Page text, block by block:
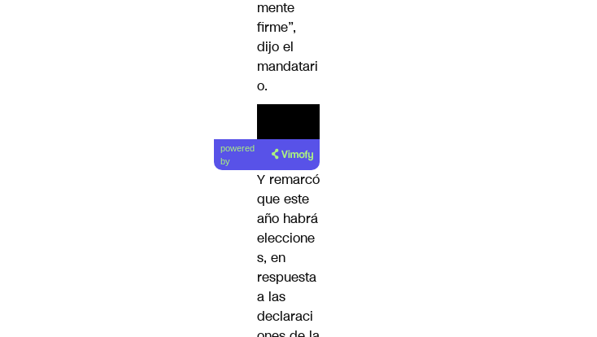
mente
firme”,
dijo el
mandatari
o.
powered
by
Y remarcó
que este
año habrá
eleccione
s, en
respuesta
a las
declaraci